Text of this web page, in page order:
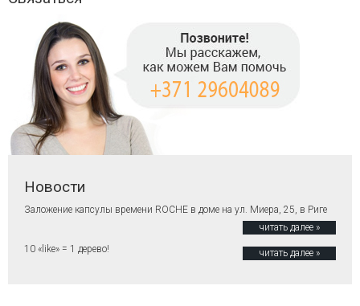
Новости
Заложение капсулы времени ROCHE в доме на ул. Миера, 25, в Риге
читать далее »
10 «like» = 1 дерево!
читать далее »